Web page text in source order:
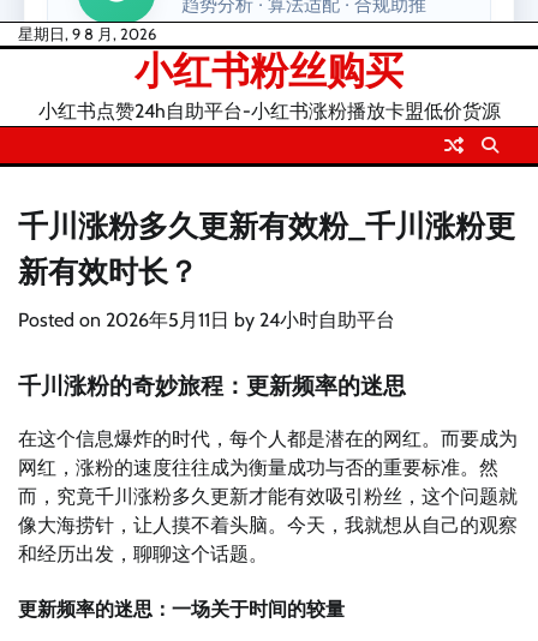
Skip星期日, 9 8 月, 2026
小红书粉丝购买
小红书点赞24h自助平台-小红书涨粉播放卡盟低价货源
千川涨粉多久更新有效粉_千川涨粉更
新有效时长？
Posted on 2026年5月11日 by 24小时自助平台
千川涨粉的奇妙旅程：更新频率的迷思
在这个信息爆炸的时代，每个人都是潜在的网红。而要成为
网红，涨粉的速度往往成为衡量成功与否的重要标准。然
而，究竟千川涨粉多久更新才能有效吸引粉丝，这个问题就
像大海捞针，让人摸不着头脑。今天，我就想从自己的观察
和经历出发，聊聊这个话题。
更新频率的迷思：一场关于时间的较量